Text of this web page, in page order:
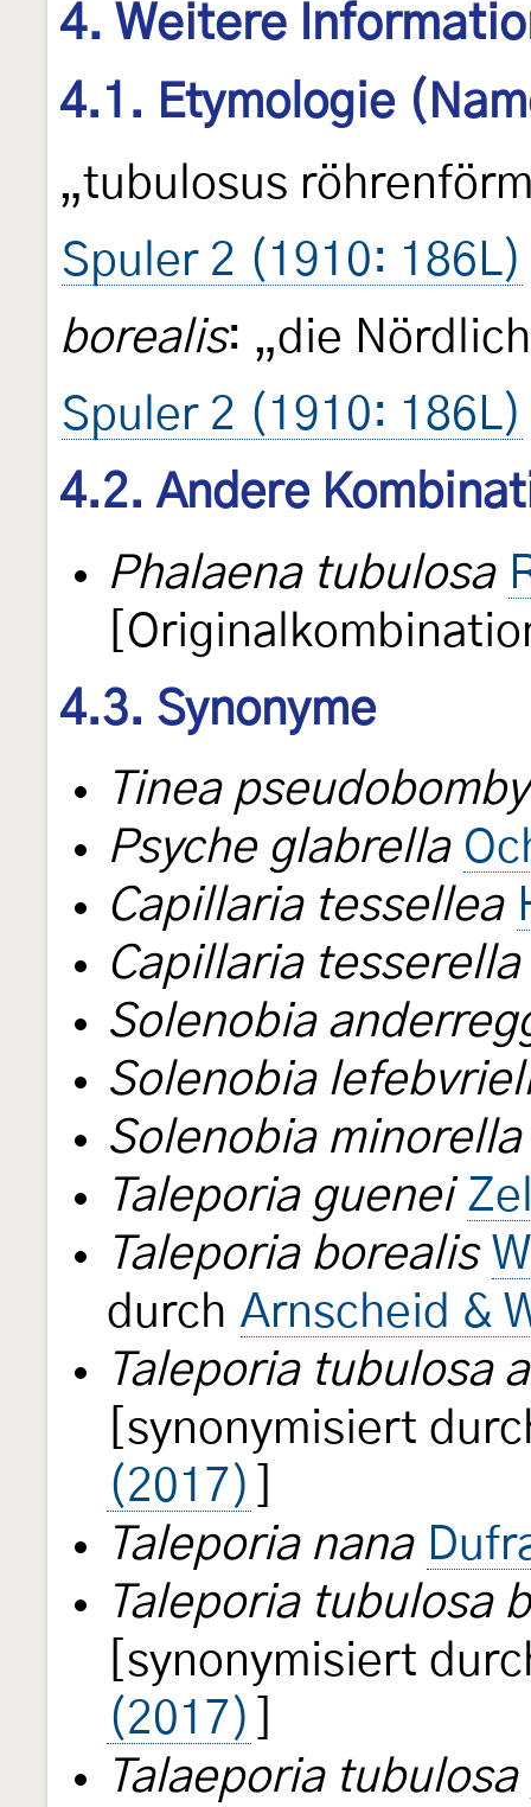
4. Weitere
4.1. Etymologie
„tubulosus
Spuler 2 (1910: 186L)
borealis: „die
Spuler 2 (1910: 186L)
4.2. Andere
Phalaena tubulosa
4.3. Synonyme
Tinea
Psyche glabrella
Capillaria tessellea
Capillaria tesserella
Solenobia
Solenobia
Solenobia minorella
Taleporia guenei
Taleporia borealis
durch Arnscheid &
Taleporia tubulosa
[synonymisiert
(2017)
Taleporia nana
Taleporia tubulosa
[synonymisiert
(2017)
Talaeporia